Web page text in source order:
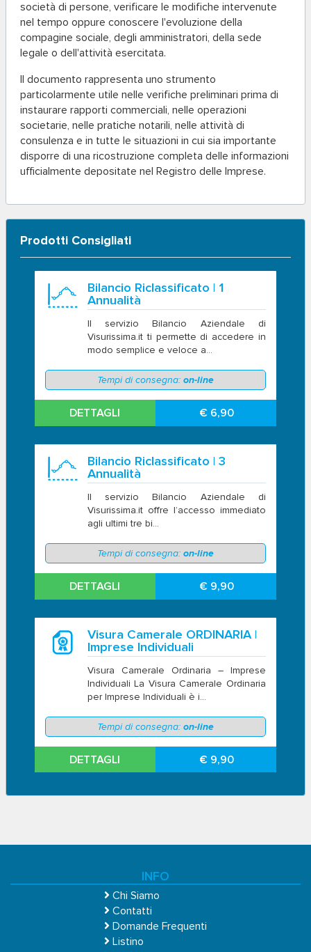
società di persone, verificare le modifiche intervenute
nel tempo oppure conoscere l'evoluzione della
compagine sociale, degli amministratori, della sede
legale o dell'attività esercitata.
Il documento rappresenta uno strumento
particolarmente utile nelle verifiche preliminari prima di
instaurare rapporti commerciali, nelle operazioni
societarie, nelle pratiche notarili, nelle attività di
consulenza e in tutte le situazioni in cui sia importante
disporre di una ricostruzione completa delle informazioni
ufficialmente depositate nel Registro delle Imprese.
Prodotti Consigliati
Bilancio Riclassificato | 1
Annualità
Il servizio Bilancio Aziendale di
Visurissima.it ti permette di accedere in
modo semplice e veloce a...
Tempi di consegna: on-line
DETTAGLI € 6,90
Bilancio Riclassificato | 3
Annualità
Il servizio Bilancio Aziendale di
Visurissima.it offre l’accesso immediato
agli ultimi tre bi...
Tempi di consegna: on-line
DETTAGLI € 9,90
Visura Camerale ORDINARIA |
Imprese Individuali
Visura Camerale Ordinaria – Imprese
Individuali La Visura Camerale Ordinaria
per Imprese Individuali è i...
Tempi di consegna: on-line
DETTAGLI € 9,90
INFO
Chi Siamo
Contatti
Domande Frequenti
Listino